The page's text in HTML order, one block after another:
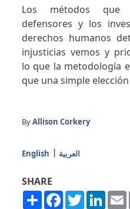
Los métodos que
defensores y los
derechos humanos
injusticias vemos y
lo que la metodología
que una simple
ByAllison Corkery
English العربية
SHARE
ShareFacebook
Twitter